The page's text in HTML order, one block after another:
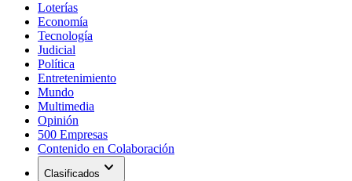
Loterías
Economía
Tecnología
Judicial
Política
Entretenimiento
Mundo
Multimedia
Opinión
500 Empresas
Contenido en Colaboración
Clasificados expand_more